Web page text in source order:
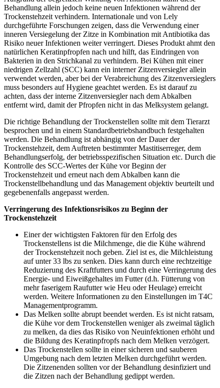
Behandlung allein jedoch keine neuen Infektionen während der
Trockenstehzeit verhindern. Internationale und von Lely
durchgeführte Forschungen zeigen, dass die Verwendung einer
inneren Versiegelung der Zitze in Kombination mit Antibiotika das
Risiko neuer Infektionen weiter verringert. Dieses Produkt ahmt den
natürlichen Keratinpfropfen nach und hilft, das Eindringen von
Bakterien in den Strichkanal zu verhindern. Bei Kühen mit einer
niedrigen Zellzahl (SCC) kann ein interner Zitzenversiegler allein
verwendet werden, aber bei der Verabreichung des Zitzenversieglers
muss besonders auf Hygiene geachtet werden. Es ist darauf zu
achten, dass der interne Zitzenversiegler nach dem Abkalben
entfernt wird, damit der Pfropfen nicht in das Melksystem gelangt.
Die richtige Behandlung der Trockenstellen sollte mit dem Tierarzt
besprochen und in einem Standardbetriebshandbuch festgehalten
werden. Die Behandlung ist abhängig von der Dauer der
Trockenstehzeit, dem Auftreten bestimmter Mastitiserreger, dem
Behandlungserfolg, der betriebsspezifischen Situation etc. Durch die
Kontrolle des SCC-Wertes der Kühe vor Beginn der
Trockenstehzeit und erneut nach dem Abkalben kann die
Trockenstellbehandlung und das Management objektiv beurteilt und
gegebenenfalls angepasst werden.
Verringerung des Infektionsrisikos zu Beginn der
Trockenstehzeit
Einer der wichtigsten Faktoren für den Erfolg des
Trockenstellens ist die Milchmenge, die die Kühe während
der Trockenstehzeit noch geben. Ziel ist es, die Milchleistung
auf unter 33 lbs zu senken. Dies kann durch eine rechtzeitige
Reduzierung des Kraftfutters und durch eine Verringerung des
Energie- und Eiweißgehaltes im Futter (d.h. Fütterung von
mehr faserigem Raufutter wie Heu oder Heulage) erreicht
werden. Weitere Informationen zu den Einstellungen im T4C
Managementprogramm.
Das Melken sollte abrupt beendet werden. Es ist nicht ratsam,
die Kühe vor dem Trockenstellen weniger als zweimal täglich
zu melken, da dies das Risiko von Neuinfektionen erhöht und
die Bildung des Keratinpfropfs nach dem Melken verzögert.
Das Trockenstellen sollte in einer sicheren und sauberen
Umgebung nach dem letzten Melken durchgeführt werden.
Die Zitzenenden sollten vor der Behandlung desinfiziert und
die Zitzen nach der Behandlung gedippt werden.